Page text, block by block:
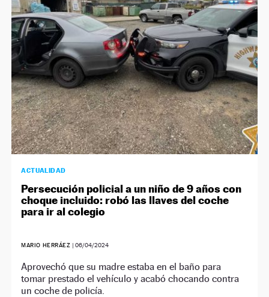
ACTUALIDAD
Persecución policial a un niño de 9 años con
choque incluido: robó las llaves del coche
para ir al colegio
MARIO HERRÁEZ |06/04/2024
Aprovechó que su madre estaba en el baño para
tomar prestado el vehículo y acabó chocando contra
un coche de policía.